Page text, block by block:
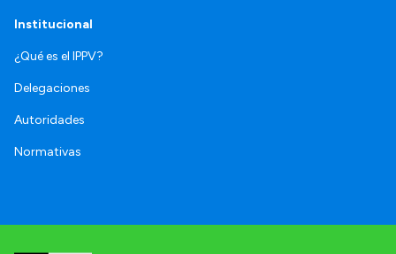
Institucional
¿Qué es el IPPV?
Delegaciones
Autoridades
Normativas